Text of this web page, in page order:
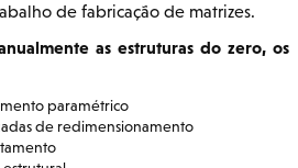
de fabricação de matrizes.
as estruturas do zero, os
paramétrico
de redimensionamento